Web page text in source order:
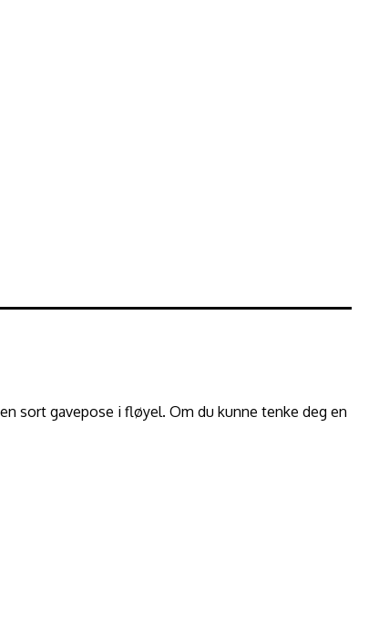
sort gavepose i fløyel. Om du kunne tenke deg en